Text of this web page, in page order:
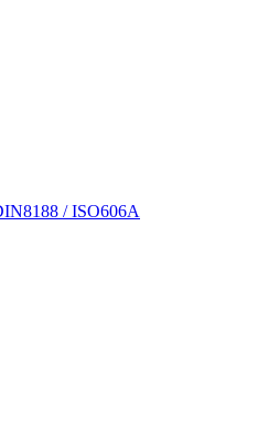
/ ISO606A